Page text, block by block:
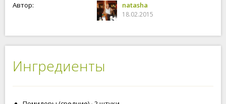
Автор:
natasha
18.02.2015
Ингредиенты